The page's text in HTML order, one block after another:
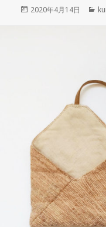
投
2020年4月14日
カ